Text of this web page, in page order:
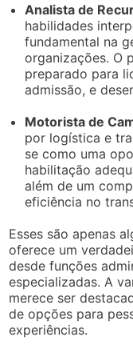
Analista de
habilidades
fundamental na
organizações. O
preparado para
admissão, e
Motorista de
por logística e
se como uma
habilitação
além de um
eficiência no
Esses são apenas
oferece um
desde funções
especializadas. A
merece ser
de opções para
experiências.